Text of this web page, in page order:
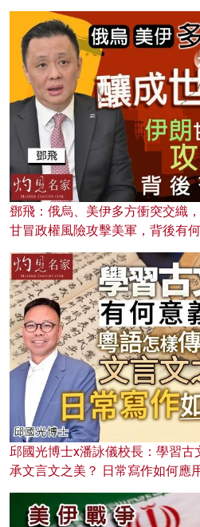
鄧飛：俄烏、美伊多方衝突交織
甘冒政權風險攻擊美軍，背後有
邱國光博士x潘詠儀校長：學習
承文言文之美？ 日常寫作如何應